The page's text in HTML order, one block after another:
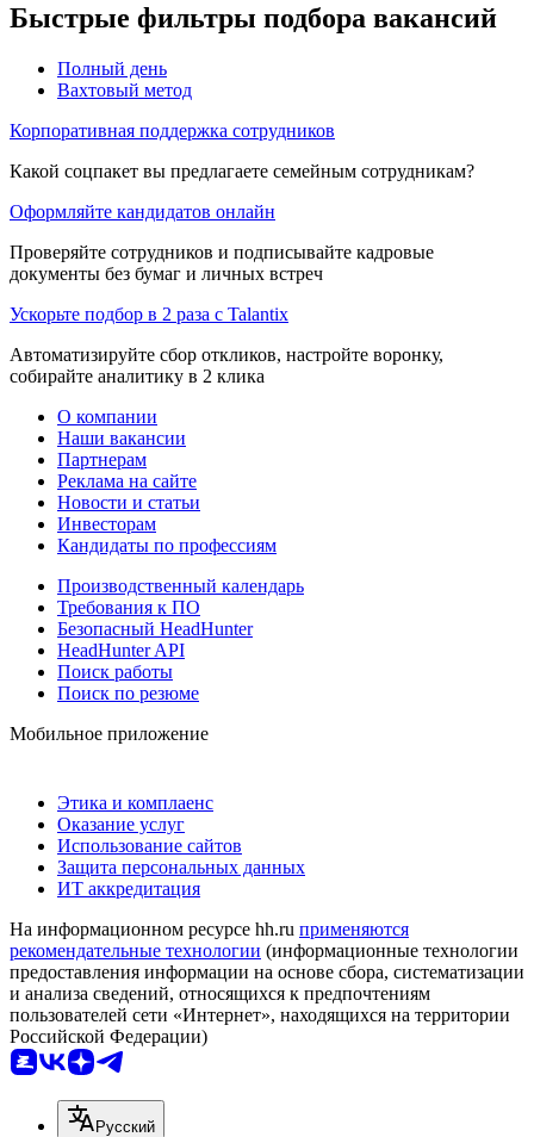
Быстрые фильтры подбора вакансий
Полный день
Вахтовый метод
Корпоративная поддержка сотрудников
Какой соцпакет вы предлагаете семейным сотрудникам?
Оформляйте кандидатов онлайн
Проверяйте сотрудников и подписывайте кадровые
документы без бумаг и личных встреч
Ускорьте подбор в 2 раза с Talantix
Автоматизируйте сбор откликов, настройте воронку,
собирайте аналитику в 2 клика
О компании
Наши вакансии
Партнерам
Реклама на сайте
Новости и статьи
Инвесторам
Кандидаты по профессиям
Производственный календарь
Требования к ПО
Безопасный HeadHunter
HeadHunter API
Поиск работы
Поиск по резюме
Мобильное приложение
Этика и комплаенс
Оказание услуг
Использование сайтов
Защита персональных данных
ИТ аккредитация
На информационном ресурсе hh.ru применяются
рекомендательные технологии (информационные технологии
предоставления информации на основе сбора, систематизации
и анализа сведений, относящихся к предпочтениям
пользователей сети «Интернет», находящихся на территории
Российской Федерации)
Русский